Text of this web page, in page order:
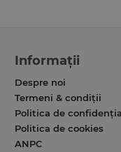
Informații
Despre noi
Termeni & condiții
Politica de
Politica de cookies
ANPC